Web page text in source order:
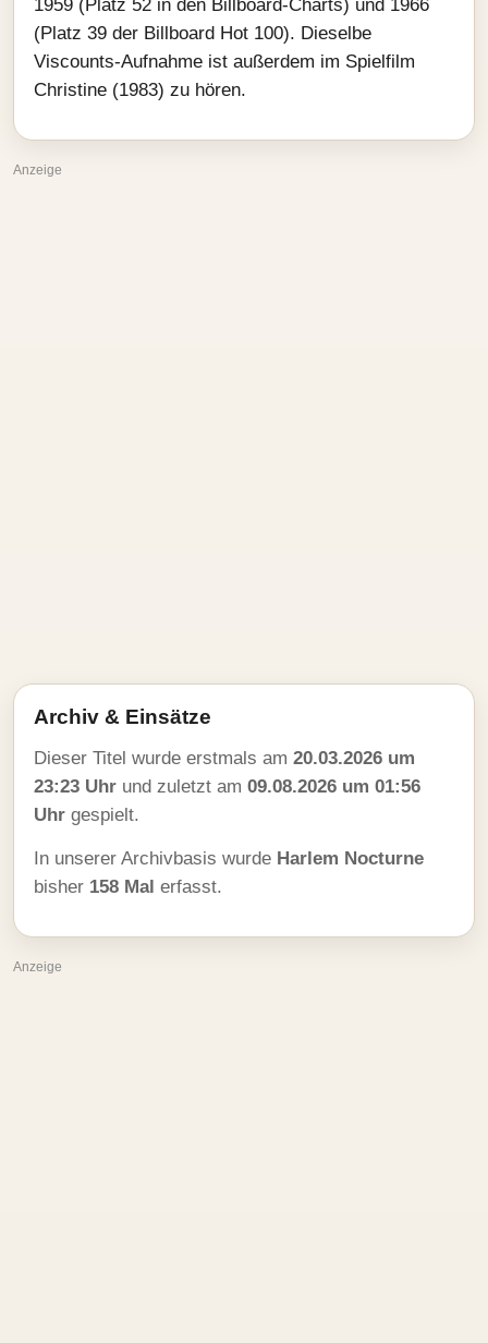
1959 (Platz 52 in den Billboard-Charts) und 1966
(Platz 39 der Billboard Hot 100). Dieselbe
Viscounts-Aufnahme ist außerdem im Spielfilm
Christine (1983) zu hören.
Anzeige
Archiv & Einsätze
Dieser Titel wurde erstmals am 20.03.2026 um
23:23 Uhr und zuletzt am 09.08.2026 um 01:56
Uhr gespielt.
In unserer Archivbasis wurde Harlem Nocturne
bisher 158 Mal erfasst.
Anzeige